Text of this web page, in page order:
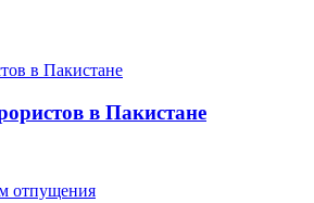
в Пакистане
отпущения